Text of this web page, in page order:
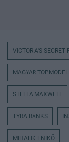
VICTORIA'S SECRET
MAGYAR
STELLA MAXWELL
TYRA BANKS
MIHALIK ENIKŐ